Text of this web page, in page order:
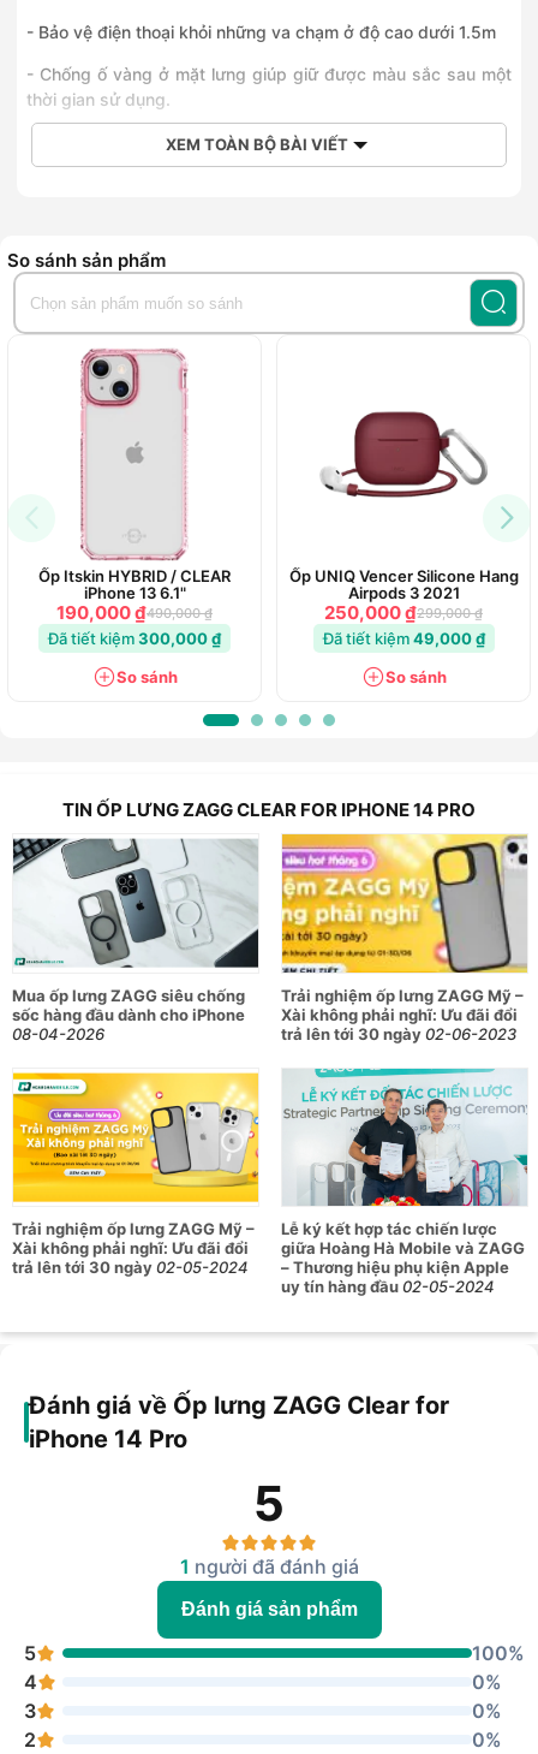
- Bảo vệ điện thoại khỏi những va chạm ở độ cao dưới 1.5m
- Chống ố vàng ở mặt lưng giúp giữ được màu sắc sau một
thời gian sử dụng.
XEM TOÀN BỘ BÀI VIẾT
So sánh sản phẩm
Ốp Itskin HYBRID / CLEAR
iPhone 13 6.1"
190,000 ₫490,000 ₫
Đã tiết kiệm300,000 ₫
So sánh
Ốp UNIQ Vencer Silicone Hang
Airpods 3 2021
250,000 ₫299,000 ₫
Đã tiết kiệm49,000 ₫
So sánh
TIN ỐP LƯNG ZAGG CLEAR FOR IPHONE 14 PRO
Mua ốp lưng ZAGG siêu chống
sốc hàng đầu dành cho iPhone
08-04-2026
Trải nghiệm ốp lưng ZAGG Mỹ –
Xài không phải nghĩ: Ưu đãi đổi
trả lên tới 30 ngày02-06-2023
Trải nghiệm ốp lưng ZAGG Mỹ –
Xài không phải nghĩ: Ưu đãi đổi
trả lên tới 30 ngày02-05-2024
Lễ ký kết hợp tác chiến lược
giữa Hoàng Hà Mobile và ZAGG
– Thương hiệu phụ kiện Apple
uy tín hàng đầu02-05-2024
Đánh giá về Ốp lưng ZAGG Clear for
iPhone 14 Pro
5
1 người đã đánh giá
Đánh giá sản phẩm
5
100%
4
0%
3
0%
2
0%